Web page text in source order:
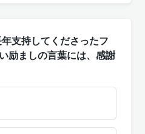
支持してくださったフ
励ましの言葉には、感謝